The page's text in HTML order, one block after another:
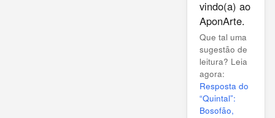
vindo(a) ao
AponArte.
Que tal uma
sugestão de
leitura? Leia
agora:
Resposta do
“Quintal”:
Bosofão,